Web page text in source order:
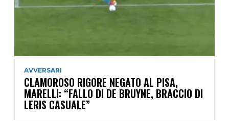
AVVERSARI
CLAMOROSO RIGORE NEGATO AL PISA,
MARELLI: “FALLO DI DE BRUYNE, BRACCIO DI
LERIS CASUALE”